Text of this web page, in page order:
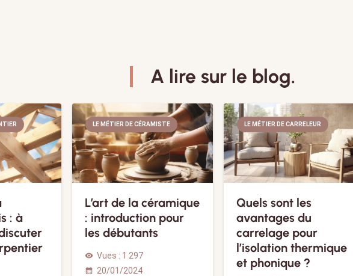
A lire sur le blog.
: à
LE MÉTIER DE CÉRAMISTE
L’art de la céramique
: introduction pour
les débutants
visibility Vues : 1 297
calendar_month 20/01/2024
LE MÉTIER DE CARRELEUR
Quels sont les
avantages du
carrelage pour
l’isolation thermique
et phonique ?